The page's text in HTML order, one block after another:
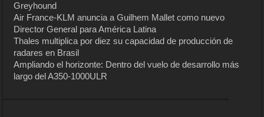
Greyhound
Air France-KLM anuncia a Guilhem Mallet como nuevo
Director General para América Latina
Thales multiplica por diez su capacidad de producción de
radares en Brasil
Ampliando el horizonte: Dentro del vuelo de desarrollo más
largo del A350-1000ULR